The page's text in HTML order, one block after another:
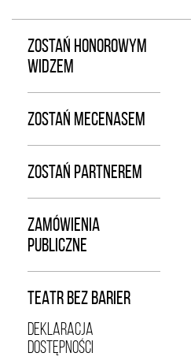
ZOSTAŃ HONOROWYM
WIDZEM
ZOSTAŃ MECENASEM
ZOSTAŃ PARTNEREM
ZAMÓWIENIA
PUBLICZNE
TEATR BEZ BARIER
DEKLARACJA
DOSTĘPNOŚCI